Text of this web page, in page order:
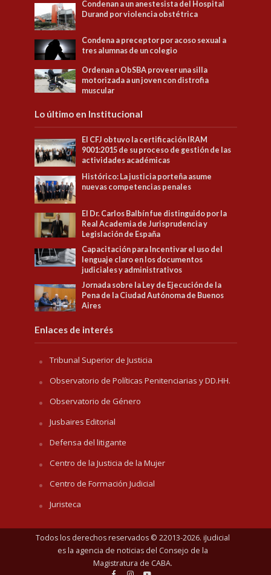
Condenan a un anestesista del Hospital
Durand por violencia obstétrica
Condena a preceptor por acoso sexual a
tres alumnas de un colegio
Ordenan a ObSBA proveer una silla
motorizada a un joven con distrofia
muscular
Lo último en Institucional
El CFJ obtuvo la certificación IRAM
9001:2015 de su proceso de gestión de las
actividades académicas
Histórico: La justicia porteña asume
nuevas competencias penales
El Dr. Carlos Balbín fue distinguido por la
Real Academia de Jurisprudencia y
Legislación de España
Capacitación para Incentivar el uso del
lenguaje claro en los documentos
judiciales y administrativos
Jornada sobre la Ley de Ejecución de la
Pena de la Ciudad Autónoma de Buenos
Aires
Enlaces de interés
Tribunal Superior de Justicia
Observatorio de Políticas Penitenciarias y DD.HH.
Observatorio de Género
Jusbaires Editorial
Defensa del litigante
Centro de la Justicia de la Mujer
Centro de Formación Judicial
Juristeca
Todos los derechos reservados © 22013-2026. iJudicial
es la agencia de noticias del Consejo de la
Magistratura de CABA.